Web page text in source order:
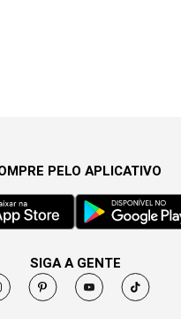
PELO APLICATIVO
SIGA A GENTE